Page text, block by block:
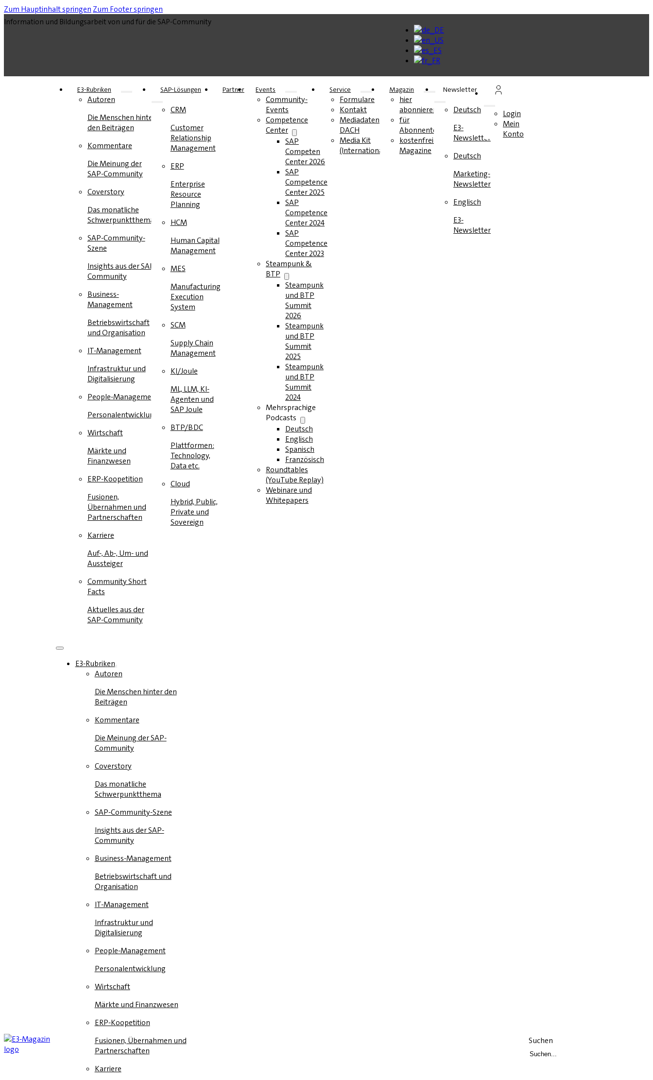
Zum Hauptinhalt springen Zum Footer springen
Information und Bildungsarbeit von und für die SAP-Community
E3-Rubriken
Autoren
Die Menschen hinter
den Beiträgen
Kommentare
Die Meinung der
SAP-Community
Coverstory
Das monatliche
Schwerpunktthema
SAP-Community-
Szene
Insights aus der SAP-
Community
Business-
Management
Betriebswirtschaft
und Organisation
IT-Management
Infrastruktur und
Digitalisierung
People-Management
Personalentwicklung
Wirtschaft
Märkte und
Finanzwesen
ERP-Koopetition
Fusionen,
Übernahmen und
Partnerschaften
Karriere
Auf-, Ab-, Um- und
Aussteiger
Community Short
Facts
Aktuelles aus der
SAP-Community
SAP-Lösungen
CRM
Customer
Relationship
Management
ERP
Enterprise
Resource
Planning
HCM
Human Capital
Management
MES
Manufacturing
Execution
System
SCM
Supply Chain
Management
KI/Joule
ML, LLM, KI-
Agenten und
SAP Joule
BTP/BDC
Plattformen:
Technology,
Data etc.
Cloud
Hybrid, Public,
Private und
Sovereign
Partner Events
Community-
Events
Competence
Center
SAP
Competence
Center 2026
SAP
Competence
Center 2025
SAP
Competence
Center 2024
SAP
Competence
Center 2023
Steampunk &
BTP
Steampunk
und BTP
Summit
2026
Steampunk
und BTP
Summit
2025
Steampunk
und BTP
Summit
2024
Mehrsprachige
Podcasts
Deutsch
Englisch
Spanisch
Französisch
Roundtables
(YouTube Replay)
Webinare und
Whitepapers
Service
Formulare
Kontakt
Mediadaten
DACH
Media Kit
(International)
Magazin
hier
abonnieren
für
Abonnenten
kostenfreie
Magazine
Newsletter
Deutsch
E3-
Newsletter
Deutsch
Marketing-
Newsletter
Englisch
E3-
Newsletter
Login
Mein
Konto
E3-Rubriken
Autoren
Die Menschen hinter den
Beiträgen
Kommentare
Die Meinung der SAP-
Community
Coverstory
Das monatliche
Schwerpunktthema
SAP-Community-Szene
Insights aus der SAP-
Community
Business-Management
Betriebswirtschaft und
Organisation
IT-Management
Infrastruktur und
Digitalisierung
People-Management
Personalentwicklung
Wirtschaft
Märkte und Finanzwesen
ERP-Koopetition
Fusionen, Übernahmen und
Partnerschaften
Karriere
Suchen